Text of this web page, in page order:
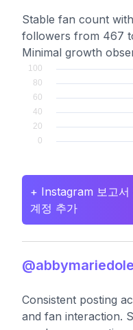
Stable fan count
followers from 467
Minimal growth
+ Instagram 보고서
계정 추가
Consistent posting
and fan interaction.